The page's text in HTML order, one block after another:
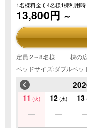
1名様料金( 4名様1棟利用時
13,800円 ～
定員:2～8名様 棟の
ベッドサイズ:ダブルベ
11 (火) 12 (水) 13